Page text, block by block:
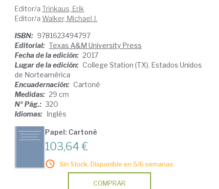
Editor/a Trinkaus, Erik
Editor/a Walker, Michael J.
ISBN: 9781623494797
Editorial: Texas A&M University Press
Fecha de la edición: 2017
Lugar de la edición: College Station (TX). Estados Unidos
de Norteamérica
Encuadernación: Cartoné
Medidas: 29 cm
Nº Pág.: 320
Idiomas: Inglés
Papel: Cartoné
103,64 €
Sin Stock. Disponible en 5/6 semanas.
COMPRAR